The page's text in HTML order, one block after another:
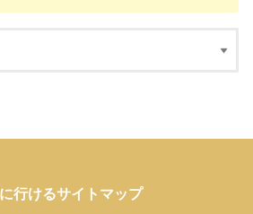
行けるサイトマップ